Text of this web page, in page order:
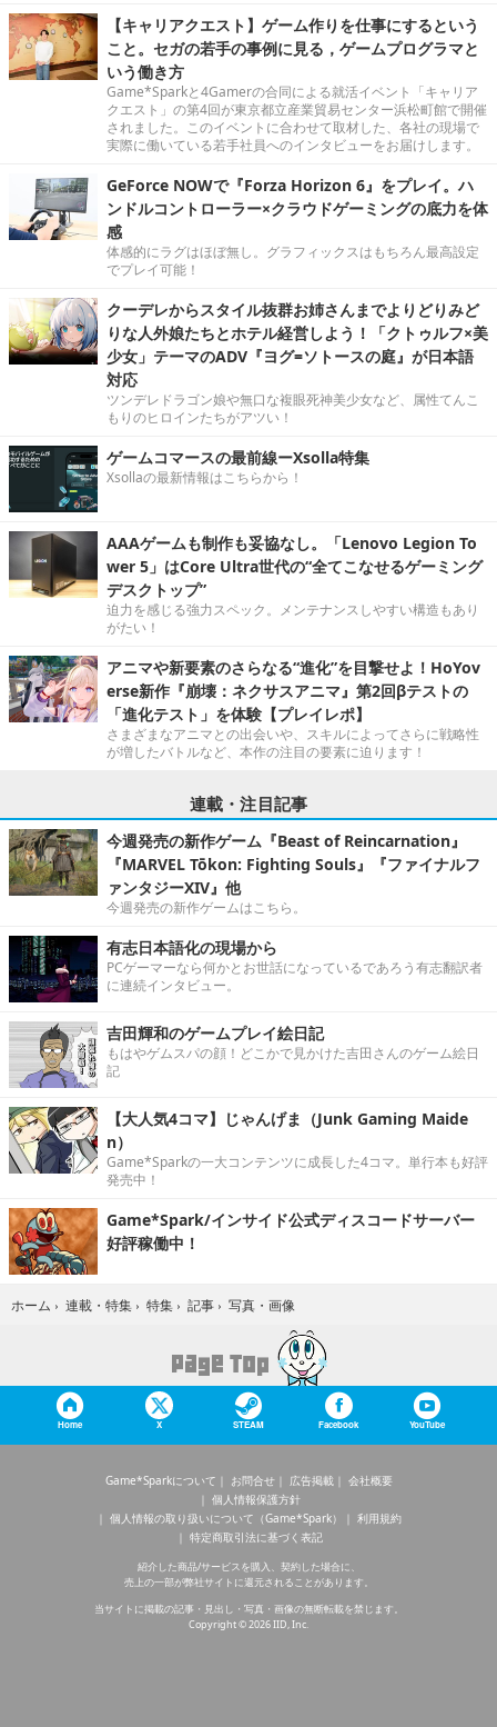
【キャリアクエスト】ゲーム作りを仕事にするという
こと。セガの若手の事例に見る，ゲームプログラマと
いう働き方
Game*Sparkと4Gamerの合同による就活イベント「キャリア
クエスト」の第4回が東京都立産業貿易センター浜松町館で開催
されました。このイベントに合わせて取材した、各社の現場で
実際に働いている若手社員へのインタビューをお届けします。
GeForce NOWで『Forza Horizon 6』をプレイ。ハ
ンドルコントローラー×クラウドゲーミングの底力を体
感
体感的にラグはほぼ無し。グラフィックスはもちろん最高設定
でプレイ可能！
クーデレからスタイル抜群お姉さんまでよりどりみど
りな人外娘たちとホテル経営しよう！「クトゥルフ×美
少女」テーマのADV『ヨグ=ソトースの庭』が日本語
対応
ツンデレドラゴン娘や無口な複眼死神美少女など、属性てんこ
もりのヒロインたちがアツい！
ゲームコマースの最前線ーXsolla特集
Xsollaの最新情報はこちらから！
AAAゲームも制作も妥協なし。「Lenovo Legion To
wer 5」はCore Ultra世代の“全てこなせるゲーミング
デスクトップ”
迫力を感じる強力スペック。メンテナンスしやすい構造もあり
がたい！
アニマや新要素のさらなる“進化”を目撃せよ！HoYov
erse新作『崩壊：ネクサスアニマ』第2回βテストの
「進化テスト」を体験【プレイレポ】
さまざまなアニマとの出会いや、スキルによってさらに戦略性
が増したバトルなど、本作の注目の要素に迫ります！
連載・注目記事
今週発売の新作ゲーム『Beast of Reincarnation』
『MARVEL Tōkon: Fighting Souls』『ファイナルフ
ァンタジーXIV』他
今週発売の新作ゲームはこちら。
有志日本語化の現場から
PCゲーマーなら何かとお世話になっているであろう有志翻訳者
に連続インタビュー。
吉田輝和のゲームプレイ絵日記
もはやゲムスパの顔！どこかで見かけた吉田さんのゲーム絵日
記
【大人気4コマ】じゃんげま（Junk Gaming Maide
n）
Game*Sparkの一大コンテンツに成長した4コマ。単行本も好評
発売中！
Game*Spark/インサイド公式ディスコードサーバー
好評稼働中！
ホーム › 連載・特集 › 特集 › 記事 › 写真・画像
Home X STEAM Facebook YouTube
Game*Sparkについて お問合せ 広告掲載
会社概要
個人情報保護方針
個人情報の取り扱いについて（Game*Spark）
利用規約
特定商取引法に基づく表記
紹介した商品/サービスを購入、契約した場合に、
売上の一部が弊社サイトに還元されることがあります。
当サイトに掲載の記事・見出し・写真・画像の無断転載を禁じます。
Copyright © 2026 IID, Inc.